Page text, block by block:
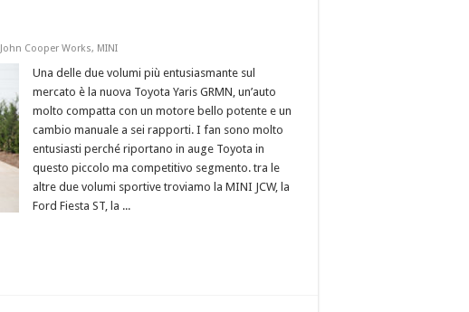
John Cooper Works, MINI
Una delle due volumi più entusiasmante sul
mercato è la nuova Toyota Yaris GRMN, un’auto
molto compatta con un motore bello potente e un
cambio manuale a sei rapporti. I fan sono molto
entusiasti perché riportano in auge Toyota in
questo piccolo ma competitivo segmento. tra le
altre due volumi sportive troviamo la MINI JCW, la
Ford Fiesta ST, la ...